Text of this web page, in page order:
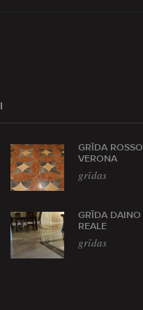
GRĪDA ROSSO
VERONA
grīdas
GRĪDA DAINO
REALE
grīdas